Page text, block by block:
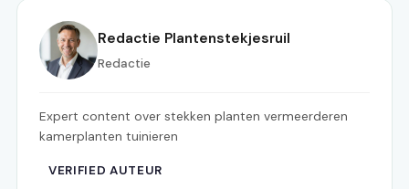
Redactie Plantenstekjesruil
Redactie
Expert content over stekken planten vermeerderen
kamerplanten tuinieren
VERIFIED AUTEUR